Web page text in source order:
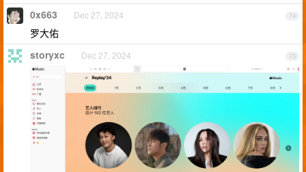
74
0x663 Dec 27, 2024
罗大佑
75
storyxc Dec 27, 2024